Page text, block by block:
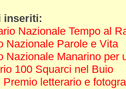
inseriti:
Nazionale Tempo al
Nazionale Parole e Vita
Nazionale Manarino per
100 Squarci nel Buio
letterario e